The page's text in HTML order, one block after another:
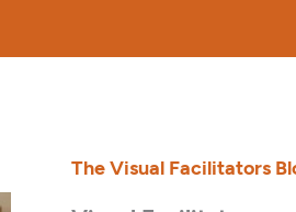
The Visual Facilitators